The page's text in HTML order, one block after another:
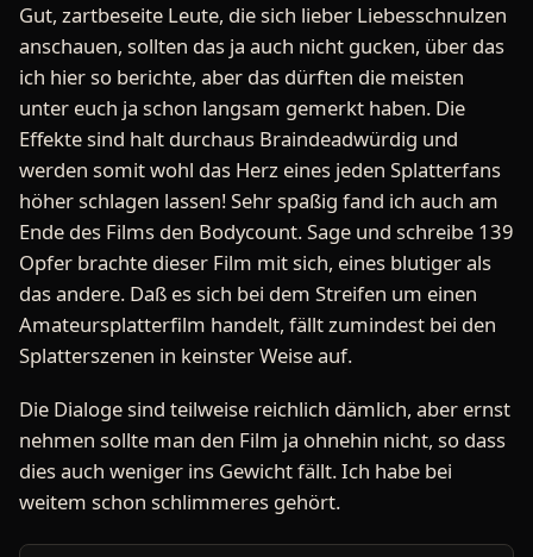
Gut, zartbeseite Leute, die sich lieber Liebesschnulzen
anschauen, sollten das ja auch nicht gucken, über das
ich hier so berichte, aber das dürften die meisten
unter euch ja schon langsam gemerkt haben. Die
Effekte sind halt durchaus Braindeadwürdig und
werden somit wohl das Herz eines jeden Splatterfans
höher schlagen lassen! Sehr spaßig fand ich auch am
Ende des Films den Bodycount. Sage und schreibe 139
Opfer brachte dieser Film mit sich, eines blutiger als
das andere. Daß es sich bei dem Streifen um einen
Amateursplatterfilm handelt, fällt zumindest bei den
Splatterszenen in keinster Weise auf.
Die Dialoge sind teilweise reichlich dämlich, aber ernst
nehmen sollte man den Film ja ohnehin nicht, so dass
dies auch weniger ins Gewicht fällt. Ich habe bei
weitem schon schlimmeres gehört.